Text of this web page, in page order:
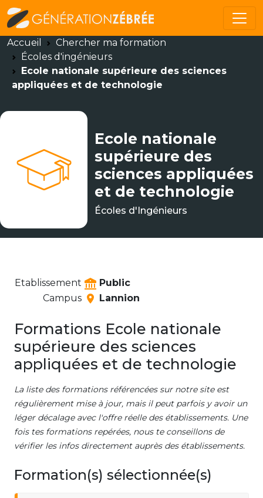
Accueil
Chercher ma formation
Écoles d'ingénieurs
Ecole nationale supérieure des sciences
appliquées et de technologie
Ecole nationale
supérieure des
sciences appliquées
et de technologie
Écoles d'Ingénieurs
Etablissement
Public
Campus
Lannion
Formations Ecole nationale
supérieure des sciences
appliquées et de technologie
La liste des formations référencées sur notre site est
régulièrement mise à jour, mais il peut parfois y avoir un
léger décalage avec l'offre réelle des établissements. Une
fois tes formations repérées, nous te conseillons de
vérifier les infos directement auprès des établissements.
Formation(s) sélectionnée(s)